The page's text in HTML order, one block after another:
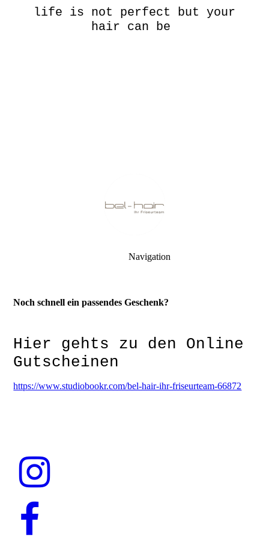
life is not perfect but your
hair can be
Navigation
Noch schnell ein passendes Geschenk?
Hier gehts zu den Online
Gutscheinen
https://www.studiobookr.com/bel-hair-ihr-friseurteam-66872